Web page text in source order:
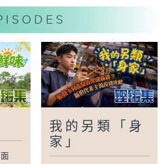
我的另類「身
家」